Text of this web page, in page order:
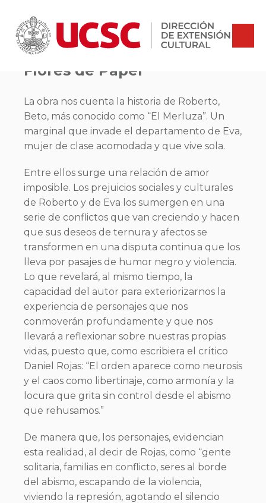
Flores de Papel
La obra nos cuenta la historia de Roberto,
Beto, más conocido como “El Merluza”. Un
marginal que invade el departamento de Eva,
mujer de clase acomodada y que vive sola.
Entre ellos surge una relación de amor
imposible. Los prejuicios sociales y culturales
de Roberto y de Eva los sumergen en una
serie de conflictos que van creciendo y hacen
que sus deseos de ternura y afectos se
transformen en una disputa continua que los
lleva por pasajes de humor negro y violencia.
Lo que revelará, al mismo tiempo, la
capacidad del autor para exteriorizarnos la
experiencia de personajes que nos
conmoverán profundamente y que nos
llevará a reflexionar sobre nuestras propias
vidas, puesto que, como escribiera el crítico
Daniel Rojas: “El orden aparece como neurosis
y el caos como libertinaje, como armonía y la
locura que grita sin control desde el abismo
que rehusamos.”
De manera que, los personajes, evidencian
esta realidad, al decir de Rojas, como “gente
solitaria, familias en conflicto, seres al borde
del abismo, escapando de la violencia,
viviendo la represión, agotando el silencio